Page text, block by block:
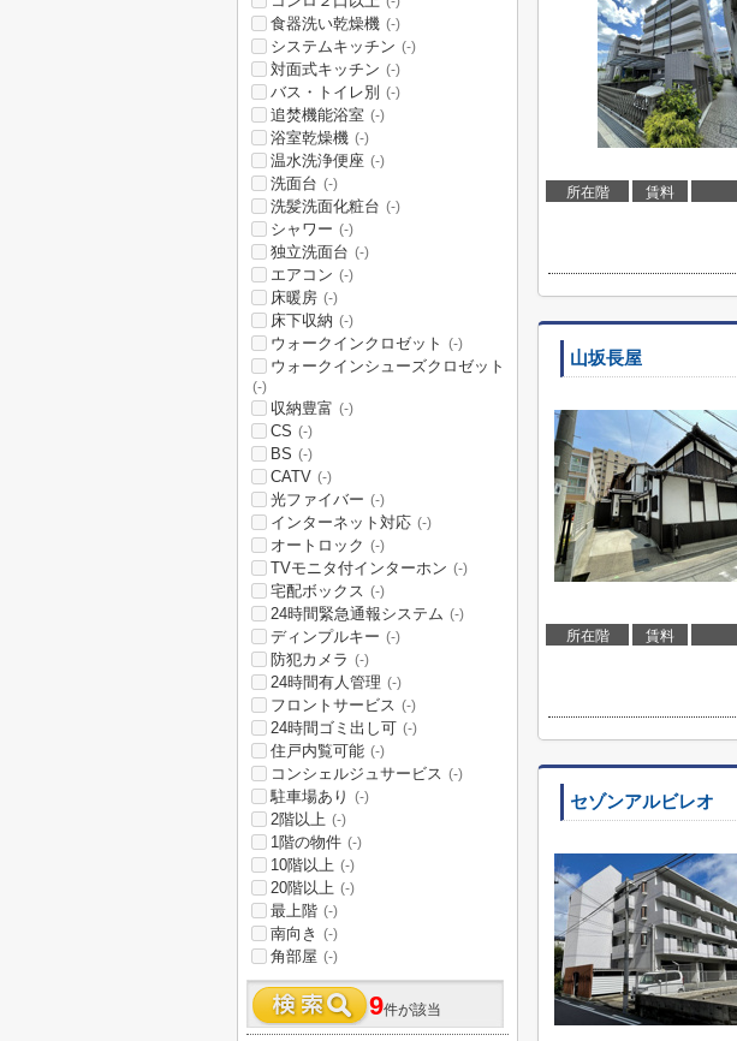
所在階 賃料
山坂長屋
所在階 賃料
セゾンアルビレオ
食器洗い乾燥機 (-)
システムキッチン (-)
対面式キッチン (-)
バス・トイレ別 (-)
追焚機能浴室 (-)
浴室乾燥機 (-)
温水洗浄便座 (-)
洗面台 (-)
洗髪洗面化粧台 (-)
シャワー (-)
独立洗面台 (-)
エアコン (-)
床暖房 (-)
床下収納 (-)
ウォークインクロゼット (-)
ウォークインシューズクロゼット
(-)
収納豊富 (-)
CS (-)
BS (-)
CATV (-)
光ファイバー (-)
インターネット対応 (-)
オートロック (-)
TVモニタ付インターホン (-)
宅配ボックス (-)
24時間緊急通報システム (-)
ディンプルキー (-)
防犯カメラ (-)
24時間有人管理 (-)
フロントサービス (-)
24時間ゴミ出し可 (-)
住戸内覧可能 (-)
コンシェルジュサービス (-)
駐車場あり (-)
2階以上 (-)
1階の物件 (-)
10階以上 (-)
20階以上 (-)
最上階 (-)
南向き (-)
角部屋 (-)
9件が該当